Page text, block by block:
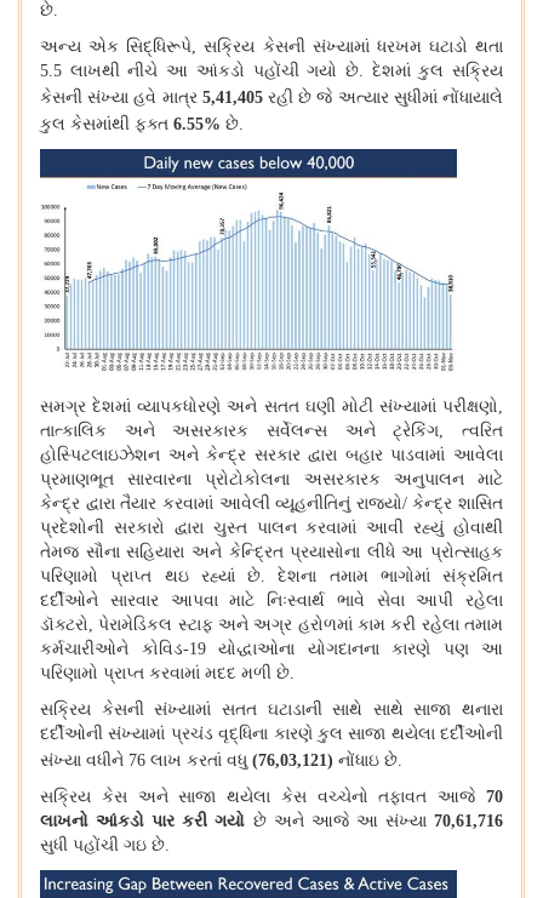
છે.
અન્ય એક સિદ્ધિરૂપે,સક્રિય કેસની સંખ્યામાં ધરખમ ઘટાડો થતા
5.5 લાખથી નીચે આ આંકડો પહોંચી ગયો છે. દેશમાં કુલ સક્રિય
કેસની સંખ્યા હવે માત્ર 5,41,405 રહી છે જે અત્યાર સુધીમાં નોંધાયાલે
કુલ કેસમાંથી ફક્ત 6.55% છે.
સમગ્ર દેશમાં વ્યાપકધોરણે અને સતત ઘણી મોટી સંખ્યામાં પરીક્ષણો,
તાત્કાલિક અને અસરકારક સર્વેલન્સ અને ટ્રેકિંગ,ત્વરિત
હોસ્પિટલાઇઝેશન અને કેન્દ્ર સરકાર દ્વારા બહાર પાડવામાં આવેલા
પ્રમાણભૂત સારવારના પ્રોટોકોલના અસરકારક અનુપાલન માટે
કેન્દ્ર દ્વારા તૈયાર કરવામાં આવેલી વ્યૂહનીતિનું રાજ્યો/કેન્દ્ર શાસિત
પ્રદેશોની સરકારો દ્વારા ચુસ્ત પાલન કરવામાં આવી રહ્યું હોવાથી
તેમજ સૌના સહિયારા અને કેન્દ્રિત પ્રયાસોના લીધે આ પ્રોત્સાહક
પરિણામો પ્રાપ્ત થઇ રહ્યાં છે.દેશના તમામ ભાગોમાં સંક્રમિત
દર્દીઓને સારવાર આપવા માટે નિઃસ્વાર્થ ભાવે સેવા આપી રહેલા
ડૉક્ટરો, પેરામેડિકલ સ્ટાફ અને અગ્ર હરોળમાં કામ કરી રહેલા તમામ
કર્મચારીઓને કોવિડ-19 યોદ્ધાઓના યોગદાનના કારણે પણ આ
પરિણામો પ્રાપ્ત કરવામાં મદદ મળી છે.
સક્રિય કેસની સંખ્યામાં સતત ઘટાડાની સાથે સાથે સાજા થનારા
દર્દીઓની સંખ્યામાં પ્રચંડ વૃદ્ધિના કારણે કુલ સાજા થયેલા દર્દીઓની
સંખ્યા વધીને 76 લાખ કરતાં વધુ (76,03,121) નોંધાઇ છે.
સક્રિય કેસ અને સાજા થયેલા કેસ વચ્ચેનો તફાવત આજે 70
લાખનો આંકડો પાર કરી ગયો છે અને આજે આ સંખ્યા70,61,716
સુધી પહોંચી ગઇ છે.